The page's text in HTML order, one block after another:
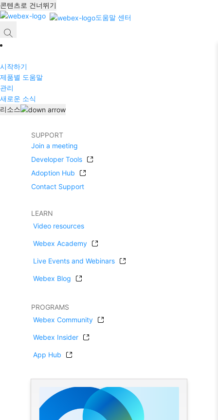
콘텐츠로 건너뛰기
도움말 센터
시작하기
제품별 도움말
관리
새로운 소식
리소스
SUPPORT
Join a meeting
Developer Tools
Adoption Hub
Contact Support
LEARN
Video resources
Webex Academy
Live Events and Webinars
Webex Blog
PROGRAMS
Webex Community
Webex Insider
App Hub